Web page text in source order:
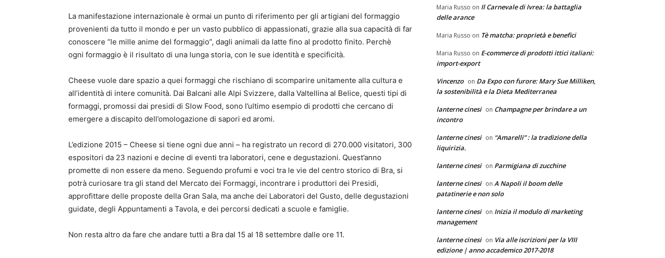
La manifestazione internazionale è ormai un punto di riferimento per gli artigiani del formaggio
provenienti da tutto il mondo e per un vasto pubblico di appassionati, grazie alla sua capacità di far
conoscere “le mille anime del formaggio”, dagli animali da latte fino al prodotto finito. Perchè
ogni formaggio è il risultato di una lunga storia, con le sue identità e specificità.
Cheese vuole dare spazio a quei formaggi che rischiano di scomparire unitamente alla cultura e
all’identità di intere comunità. Dai Balcani alle Alpi Svizzere, dalla Valtellina al Belice, questi tipi di
formaggi, promossi dai presidi di Slow Food, sono l’ultimo esempio di prodotti che cercano di
emergere a discapito dell’omologazione di sapori ed aromi.
L’edizione 2015 – Cheese si tiene ogni due anni – ha registrato un record di 270.000 visitatori, 300
espositori da 23 nazioni e decine di eventi tra laboratori, cene e degustazioni. Quest’anno
promette di non essere da meno. Seguendo profumi e voci tra le vie del centro storico di Bra, si
potrà curiosare tra gli stand del Mercato dei Formaggi, incontrare i produttori dei Presidi,
approfittare delle proposte della Gran Sala, ma anche dei Laboratori del Gusto, delle degustazioni
guidate, degli Appuntamenti a Tavola, e dei percorsi dedicati a scuole e famiglie.
Non resta altro da fare che andare tutti a Bra dal 15 al 18 settembre dalle ore 11.
Maria Russo on Il Carnevale di Ivrea: la battaglia
delle arance
Maria Russo on Tè matcha: proprietà e benefici
Maria Russo on E-commerce di prodotti ittici italiani:
import-export
Vincenzo on Da Expo con furore: Mary Sue Milliken,
la sostenibilità e la Dieta Mediterranea
lanterne cinesi on Champagne per brindare a un
incontro
lanterne cinesi on “Amarelli” : la tradizione della
liquirizia.
lanterne cinesi on Parmigiana di zucchine
lanterne cinesi on A Napoli il boom delle
patatinerie e non solo
lanterne cinesi on Inizia il modulo di marketing
management
lanterne cinesi on Via alle iscrizioni per la VIII
edizione | anno accademico 2017-2018